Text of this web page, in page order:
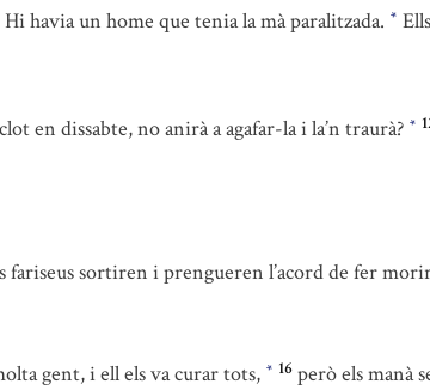
Hi havia un home que tenia la mà paralitzada. *
en dissabte, no anirà a agafar-la i la’n traurà? *
fariseus sortiren i prengueren l’acord de fer morir
gent, i ell els va curar tots, * 16 però els manà